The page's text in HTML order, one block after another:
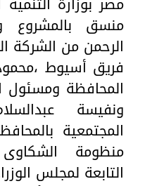
منسق بالمشروع
الرحمن من الشركة
فريق أسيوط
المحافظة ومسئول
ونفيسة
المجتمعية
منظومة
التابعة لمجلس